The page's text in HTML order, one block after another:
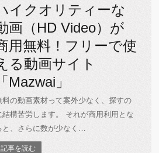
イクオリティーな
画（HD Video）が
用無料！フリーで使
る動画サイト
「Mazwai」
料の動画素材って案外少なく、探すの
結構苦労します。 それが商用利用とな
と、さらに数が少なく…
記事を読む